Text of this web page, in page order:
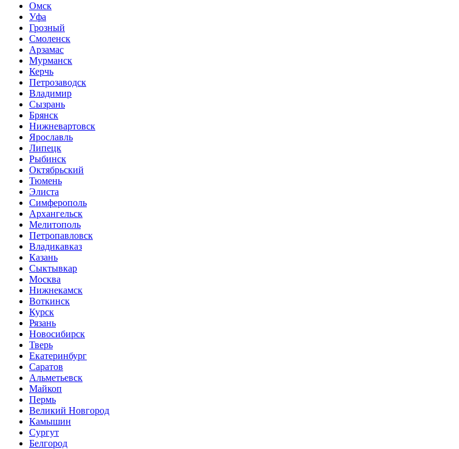
Омск
Уфа
Грозный
Смоленск
Арзамас
Мурманск
Керчь
Петрозаводск
Владимир
Сызрань
Брянск
Нижневартовск
Ярославль
Липецк
Рыбинск
Октябрьский
Тюмень
Элиста
Симферополь
Архангельск
Мелитополь
Петропавловск
Владикавказ
Казань
Сыктывкар
Москва
Нижнекамск
Воткинск
Курск
Рязань
Новосибирск
Тверь
Екатеринбург
Саратов
Альметьевск
Майкоп
Пермь
Великий Новгород
Камышин
Сургут
Белгород